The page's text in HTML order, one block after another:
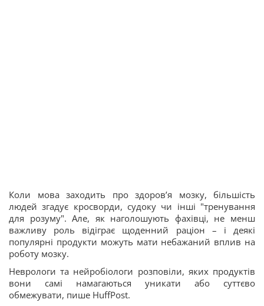
Коли мова заходить про здоров’я мозку, більшість
людей згадує кросворди, судоку чи інші "тренування
для розуму". Але, як наголошують фахівці, не менш
важливу роль відіграє щоденний раціон – і деякі
популярні продукти можуть мати небажаний вплив на
роботу мозку.
Неврологи та нейробіологи розповіли, яких продуктів
вони самі намагаються уникати або суттєво
обмежувати, пише HuffPost.